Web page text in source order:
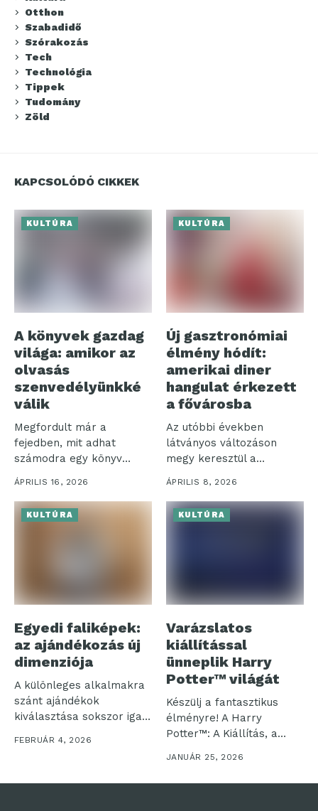
Otthon
Szabadidő
Szórakozás
Tech
Technológia
Tippek
Tudomány
Zöld
KAPCSOLÓDÓ CIKKEK
KULTÚRA
A könyvek gazdag
világa: amikor az
olvasás
szenvedélyünkké
válik
Megfordult már a
fejedben, mit adhat
számodra egy könyv
elolvasása? A
könyvekből...
ÁPRILIS 16, 2026
KULTÚRA
Új gasztronómiai
élmény hódít:
amerikai diner
hangulat érkezett
a fővárosba
Az utóbbi években
látványos változáson
megy keresztül a
vendéglátóipar: egyre
nagyobb hangsúlyt...
ÁPRILIS 8, 2026
KULTÚRA
Egyedi faliképek:
az ajándékozás új
dimenziója
A különleges alkalmakra
szánt ajándékok
kiválasztása sokszor igazi
kihívást jelent. Amikor
FEBRUÁR 4, 2026
KULTÚRA
Varázslatos
kiállítással
ünneplik Harry
Potter™ világát
Készülj a fantasztikus
élményre! A Harry
Potter™: A Kiállítás, a
Harry Potter...
JANUÁR 25, 2026